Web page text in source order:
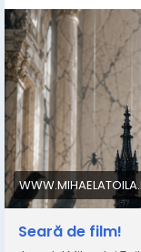
Seară de film!